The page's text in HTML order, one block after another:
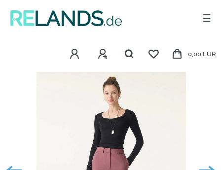
☰
0,00 EUR